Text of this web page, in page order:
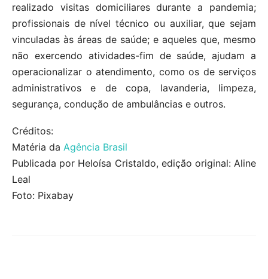
realizado visitas domiciliares durante a pandemia;
profissionais de nível técnico ou auxiliar, que sejam
vinculadas às áreas de saúde; e aqueles que, mesmo
não exercendo atividades-fim de saúde, ajudam a
operacionalizar o atendimento, como os de serviços
administrativos e de copa, lavanderia, limpeza,
segurança, condução de ambulâncias e outros.
Créditos:
Matéria da Agência Brasil
Publicada por Heloísa Cristaldo, edição original: Aline
Leal
Foto: Pixabay